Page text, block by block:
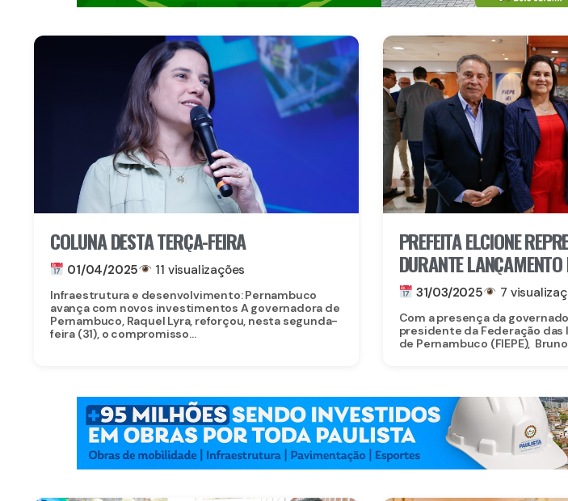
COLUNA DESTA TERÇA-FEIRA
01/04/2025 11 visualizações
Infraestrutura e desenvolvimento: Pernambuco
avança com novos investimentos A governadora de
Pernambuco, Raquel Lyra, reforçou, nesta segunda-
feira (31), o compromisso...
PREFEITA ELCIONE
DURANTE
INFRAESTRUTURA DA
31/03/2025 7
Com a presença da
presidente da Federação
de Pernambuco (FIEPE),